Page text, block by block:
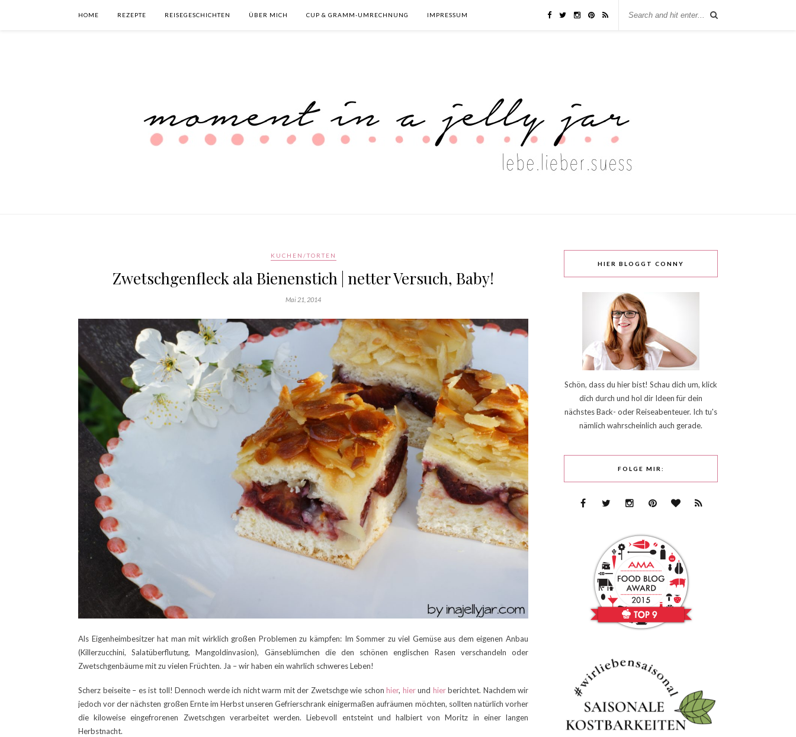
HOME REZEPTE REISEGESCHICHTEN ÜBER MICH CUP & GRAMM-UMRECHNUNG IMPRESSUM
KUCHEN/TORTEN
Zwetschgenfleck ala Bienenstich | netter Versuch, Baby!
Mai 21, 2014
Als Eigenheimbesitzer hat man mit wirklich großen Problemen zu kämpfen: Im Sommer zu viel Gemüse aus dem eigenen Anbau
(Killerzucchini, Salatüberflutung, Mangoldinvasion), Gänseblümchen die den schönen englischen Rasen verschandeln oder
Zwetschgenbäume mit zu vielen Früchten. Ja – wir haben ein wahrlich schweres Leben!
Scherz beiseite – es ist toll! Dennoch werde ich nicht warm mit der Zwetschge wie schon hier, hierund hierberichtet. Nachdem wir
jedoch vor der nächsten großen Ernte im Herbst unseren Gefrierschrank einigermaßen aufräumen möchten, sollten natürlich vorher
die kiloweise eingefrorenen Zwetschgen verarbeitet werden. Liebevoll entsteint und halbiert von Moritz in einer langen
Herbstnacht.
HIER BLOGGT CONNY
Schön, dass du hier bist! Schau dich um, klick
dich durch und hol dir Ideen für dein
nächstes Back- oder Reiseabenteuer. Ich tu's
nämlich wahrscheinlich auch gerade.
FOLGE MIR: